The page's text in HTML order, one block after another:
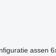
assen